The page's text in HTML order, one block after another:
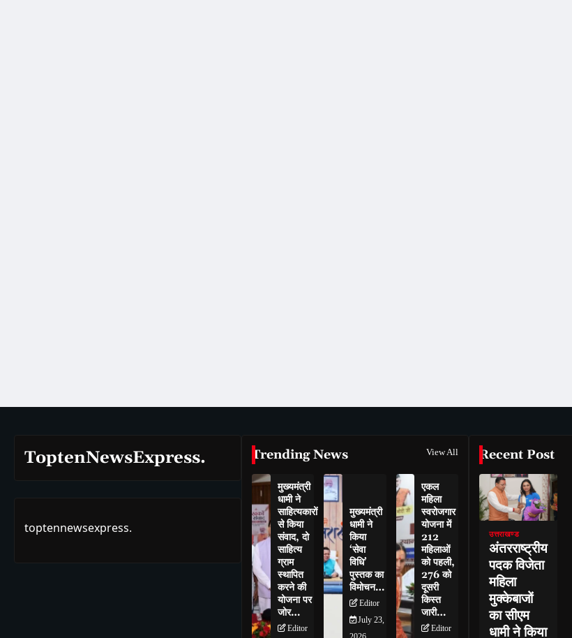
ToptenNewsExpress.
toptennewsexpress.
Trending News View All
मुख्यमंत्री
धामी ने
साहित्यकारों
से किया
संवाद, दो
साहित्य
ग्राम
स्थापित
करने की
योजना पर
जोर…
Editor
मुख्यमंत्री
धामी ने
किया
‘सेवा
विधि’
पुस्तक का
विमोचन…
Editor
July 23,
एकल
महिला
स्वरोजगार
योजना में
212
महिलाओं
को पहली,
276 को
दूसरी
किस्त
जारी…
Editor
Recent Post
उत्तराखण्ड
अंतरराष्ट्रीय
पदक विजेता
महिला
मुक्केबाजों
का सीएम
धामी ने किया